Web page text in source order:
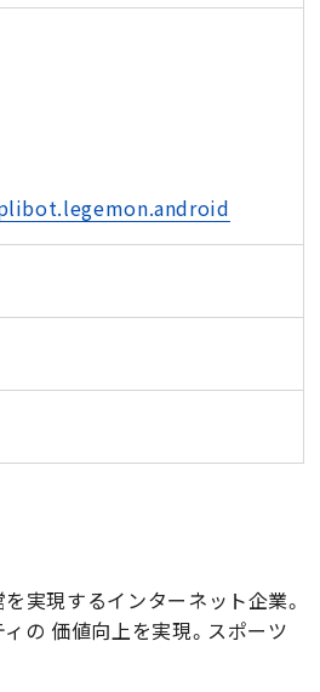
実現するインターネット企業。
の 価値向上を実現。スポーツ